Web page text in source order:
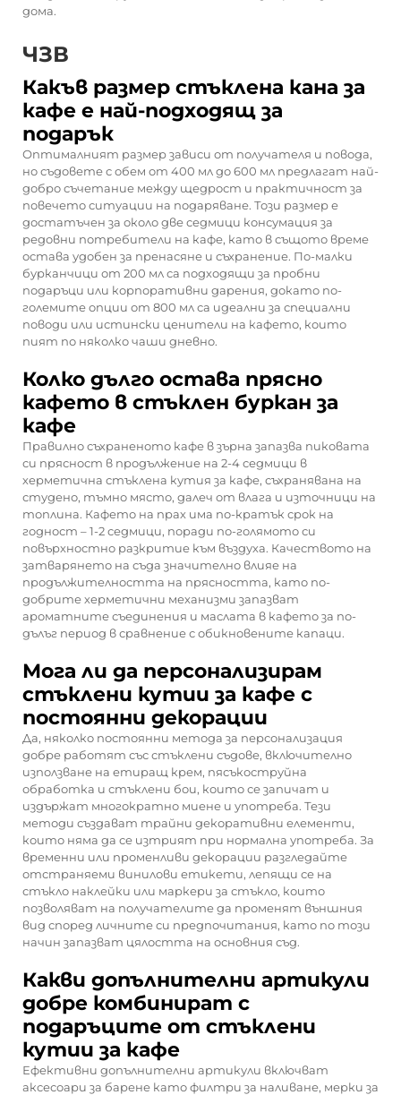
дома.
ЧЗВ
Какъв размер стъклена кана за
кафе е най-подходящ за
подарък
Оптималният размер зависи от получателя и повода,
но съдовете с обем от 400 мл до 600 мл предлагат най-
добро съчетание между щедрост и практичност за
повечето ситуации на подаряване. Този размер е
достатъчен за около две седмици консумация за
редовни потребители на кафе, като в същото време
остава удобен за пренасяне и съхранение. По-малки
бурканчици от 200 мл са подходящи за пробни
подаръци или корпоративни дарения, докато по-
големите опции от 800 мл са идеални за специални
поводи или истински ценители на кафето, които
пият по няколко чаши дневно.
Колко дълго остава прясно
кафето в стъклен буркан за
кафе
Правилно съхраненото кафе в зърна запазва пиковата
си прясност в продължение на 2-4 седмици в
херметична стъклена кутия за кафе, съхранявана на
студено, тъмно място, далеч от влага и източници на
топлина. Кафето на прах има по-кратък срок на
годност – 1-2 седмици, поради по-голямото си
повърхностно разкритие към въздуха. Качеството на
затварянето на съда значително влияе на
продължителността на прясността, като по-
добрите херметични механизми запазват
ароматните съединения и маслата в кафето за по-
дълъг период в сравнение с обикновените капаци.
Мога ли да персонализирам
стъклени кутии за кафе с
постоянни декорации
Да, няколко постоянни метода за персонализация
добре работят със стъклени съдове, включително
използване на етиращ крем, пясъкоструйна
обработка и стъклени бои, които се запичат и
издържат многократно миене и употреба. Тези
методи създават трайни декоративни елементи,
които няма да се изтрият при нормална употреба. За
временни или променливи декорации разгледайте
отстраняеми винилови етикети, лепящи се на
стъкло наклейки или маркери за стъкло, които
позволяват на получателите да променят външния
вид според личните си предпочитания, като по този
начин запазват цялостта на основния съд.
Какви допълнителни артикули
добре комбинират с
подаръците от стъклени
кутии за кафе
Ефективни допълнителни артикули включват
аксесоари за барене като филтри за наливане, мерки за